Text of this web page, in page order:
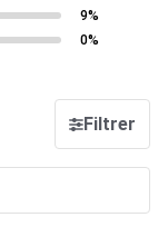
9%
0%
Filtrer